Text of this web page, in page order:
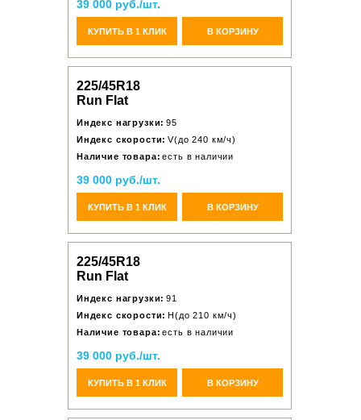
39 000 руб./шт.
КУПИТЬ В 1 КЛИК В КОРЗИНУ
225/45R18
Run Flat
Индекс нагрузки: 95
Индекс скорости: V(до 240 км/ч)
Наличие товара: есть в наличии
39 000 руб./шт.
КУПИТЬ В 1 КЛИК В КОРЗИНУ
225/45R18
Run Flat
Индекс нагрузки: 91
Индекс скорости: H(до 210 км/ч)
Наличие товара: есть в наличии
39 000 руб./шт.
КУПИТЬ В 1 КЛИК В КОРЗИНУ